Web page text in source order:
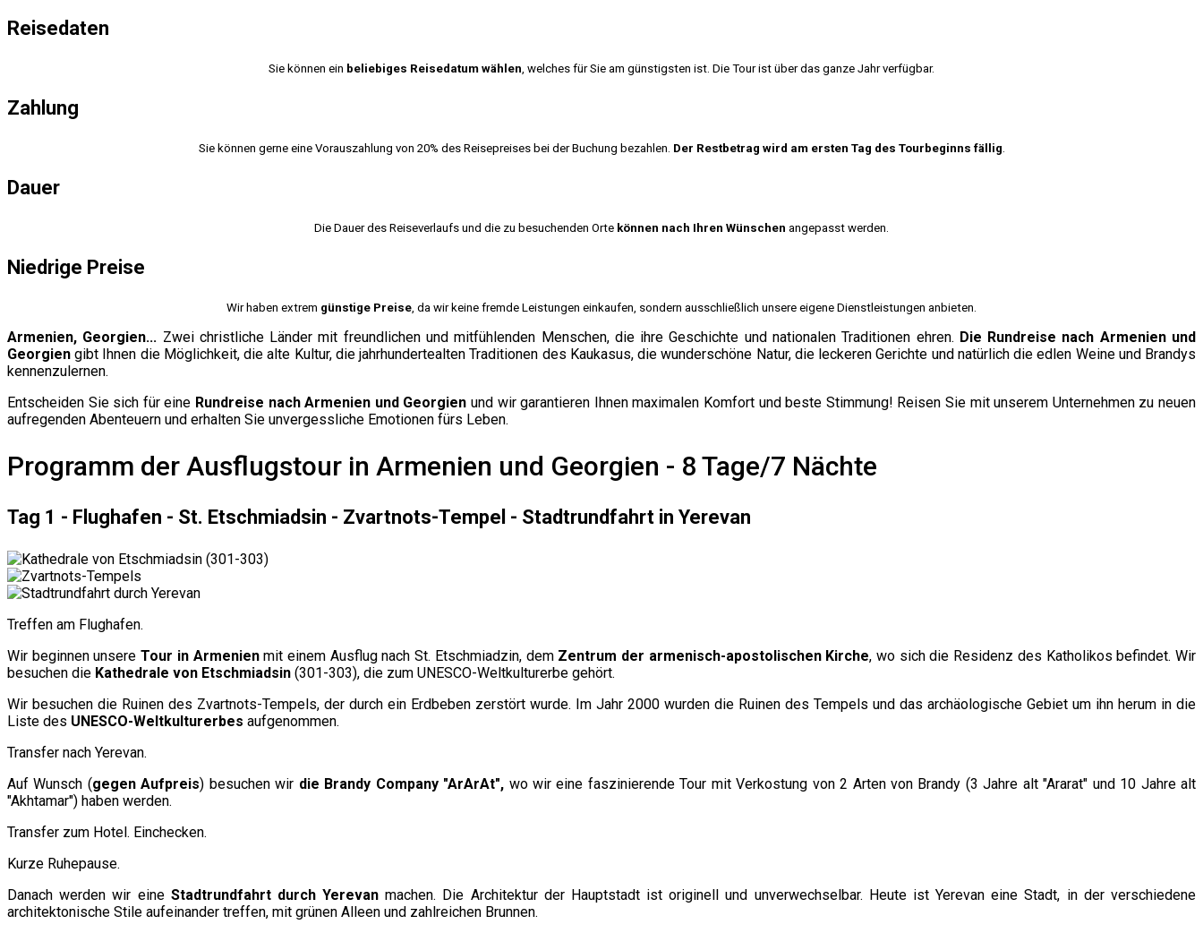
Reisedaten
Sie können ein beliebiges Reisedatum wählen , welches für Sie am günstigsten ist. Die Tour ist über das ganze Jahr verfügbar.
Zahlung
Sie können gerne eine Vorauszahlung von 20% des Reisepreises bei der Buchung bezahlen. Der Restbetrag wird am ersten Tag des Tourbeginns fällig
Dauer
Die Dauer des Reiseverlaufs und die zu besuchenden Orte können nach Ihren Wünschen angepasst werden.
Niedrige Preise
Wir haben extrem günstige Preise , da wir keine fremde Leistungen einkaufen, sondern ausschließlich unsere eigene Dienstleistungen anbieten.
Armenien, Georgien... Zwei christliche Länder mit freundlichen und mitfühlenden Menschen, die ihre Geschichte und nationalen Traditionen ehren. Die Rundreise nach Armenien und
Georgien gibt Ihnen die Möglichkeit, die alte Kultur, die jahrhundertealten Traditionen des Kaukasus, die wunderschöne Natur, die leckeren Gerichte und natürlich die edlen Weine und Brandys
kennenzulernen.
Entscheiden Sie sich für eine Rundreise nach Armenien und Georgien und wir garantieren Ihnen maximalen Komfort und beste Stimmung! Reisen Sie mit unserem Unternehmen zu neuen
aufregenden Abenteuern und erhalten Sie unvergessliche Emotionen fürs Leben.
Programm der Ausflugstour in Armenien und Georgien - 8 Tage/7 Nächte
Tag 1 - Flughafen - St. Etschmiadsin - Zvartnots-Tempel - Stadtrundfahrt in Yerevan
Treffen am Flughafen.
Wir beginnen unsereTour in Armenienmit einem Ausflug nach St. Etschmiadzin, dem Zentrum der armenisch-apostolischen Kirche, wo sich die Residenz des Katholikos befindet. Wir
besuchen die Kathedrale von Etschmiadsin (301-303), die zum UNESCO-Weltkulturerbe gehört.
Wir besuchen die Ruinen des Zvartnots-Tempels, der durch ein Erdbeben zerstört wurde. Im Jahr 2000 wurden die Ruinen des Tempels und das archäologische Gebiet um ihn herum in die
Liste des UNESCO-Weltkulturerbes aufgenommen.
Transfer nach Yerevan.
Auf Wunsch (gegen Aufpreis) besuchen wir die Brandy Company "ArArAt", wo wir eine faszinierende Tour mit Verkostung von 2 Arten von Brandy (3 Jahre alt "Ararat" und 10 Jahre alt
"Akhtamar") haben werden.
Transfer zum Hotel. Einchecken.
Kurze Ruhepause.
Danach werden wir eine Stadtrundfahrt durch Yerevan machen. Die Architektur der Hauptstadt ist originell und unverwechselbar. Heute ist Yerevan eine Stadt, in der verschiedene
architektonische Stile aufeinander treffen, mit grünen Alleen und zahlreichen Brunnen.